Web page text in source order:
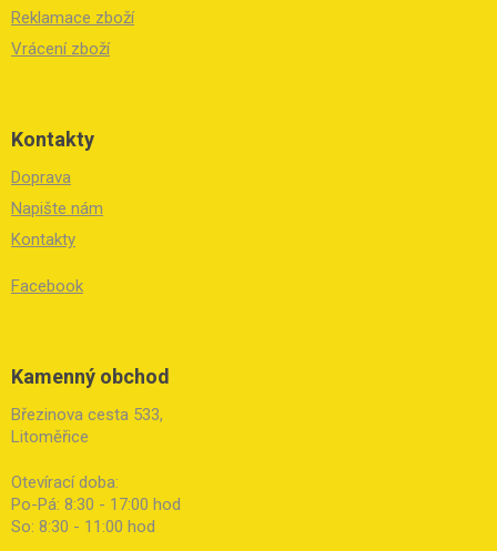
Reklamace zboží
Vrácení zboží
Kontakty
Doprava
Napište nám
Kontakty
Facebook
Kamenný obchod
Březinova cesta 533,
Litoměřice
Otevírací doba:
Po-Pá: 8:30 - 17:00 hod
So: 8:30 - 11:00 hod